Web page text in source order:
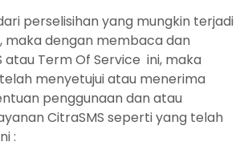
perselisihan yang mungkin terjadi
maka dengan membaca dan
atau Term Of Service ini, maka
menyetujui atau menerima
penggunaan dan atau
CitraSMS seperti yang telah
: